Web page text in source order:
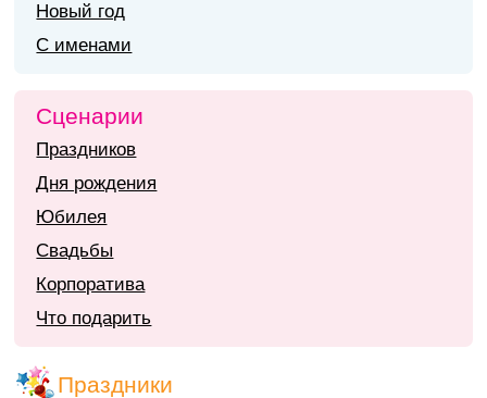
Новый год
С именами
Сценарии
Праздников
Дня рождения
Юбилея
Свадьбы
Корпоратива
Что подарить
Праздники